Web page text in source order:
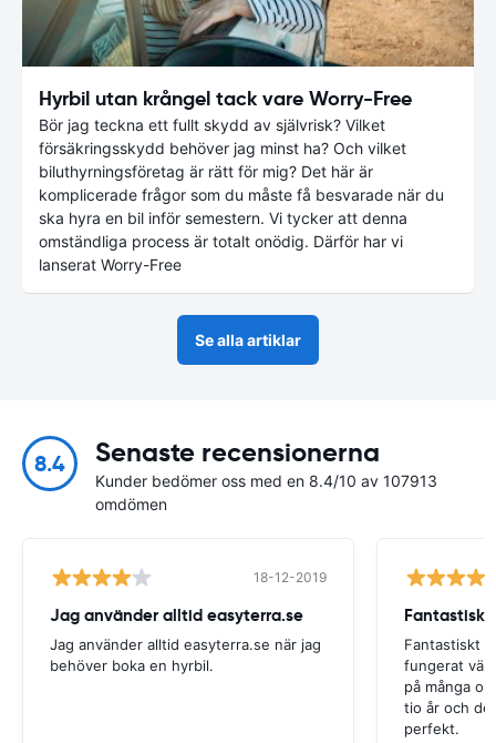
Hyrbil utan krångel tack vare Worry-Free
Bör jag teckna ett fullt skydd av självrisk? Vilket
försäkringsskydd behöver jag minst ha? Och vilket
biluthyrningsföretag är rätt för mig? Det här är
komplicerade frågor som du måste få besvarade när du
ska hyra en bil inför semestern. Vi tycker att denna
omständliga process är totalt onödig. Därför har vi
lanserat Worry-Free
Se alla artiklar
8.4 Senaste recensionerna
Kunder bedömer oss med en 8.4/10 av 107913
omdömen
18-12-2019
Jag använder alltid easyterra.se
Jag använder alltid easyterra.se när jag
behöver boka en hyrbil.
Fantastiskt
fungerat
på många
tio år och
perfekt.